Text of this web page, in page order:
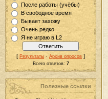
После работы (учёбы)
В свободное время
Бывает захожу
Очень редко
Я не играю в L2
[ Результаты · Архив опросов ]
Всего ответов: 7
Полезные ссылки